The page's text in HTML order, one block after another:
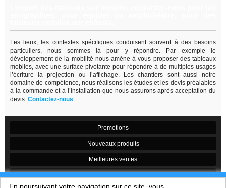
Les lieux, les contextes spécifiques conduisent souvent à des besoins
particuliers, nous sommes là pour y répondre. Par exemple le
développement de la mobilité nous amène à vous proposer des tableaux
mobiles, avec une surface pivotante pour répondre à de multiples usages
l’écriture la projection ou l’affichage. Les chantiers sont aussi notre
domaine de compétence, nous réalisons les études et les devis préalables
à la commande et à l’installation que nous assurons après acceptation du
devis. Contactez-nous.
Promotions
Nouveaux produits
Meilleures ventes